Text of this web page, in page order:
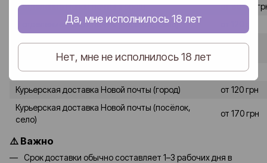
Да, мне исполнилось 18 лет
Нет, мне не исполнилось 18 лет
В отделение Новой почты (город)
от 80–90
В отделение Новой почты (посёлок, село)
В почтомат Новой почты (город)
от 90-100
В почтомат Новой почты (посёлок, село)
от 130 грн
Курьерская доставка Новой почты (город)
от 120 грн
Курьерская доставка Новой почты (посёлок,
село)
от 170 грн
⚠️ Важно
Срок доставки обычно составляет 1–3 рабочих дня в